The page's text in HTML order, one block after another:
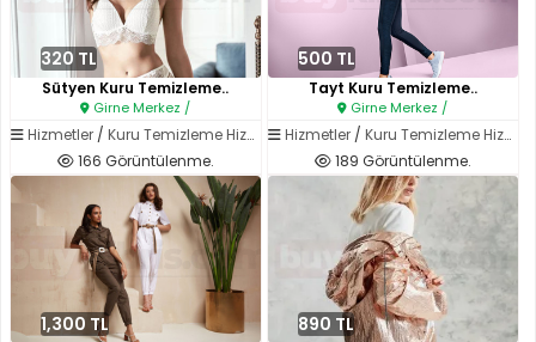
320 TL
Sütyen Kuru Temizleme..
Girne Merkez /
Hizmetler / Kuru Temizleme Hizmetleri
166 Görüntülenme.
500 TL
Tayt Kuru Temizleme..
Girne Merkez /
Hizmetler/ Kuru Temizleme Hizmetleri
189 Görüntülenme.
1,300 TL 890 TL